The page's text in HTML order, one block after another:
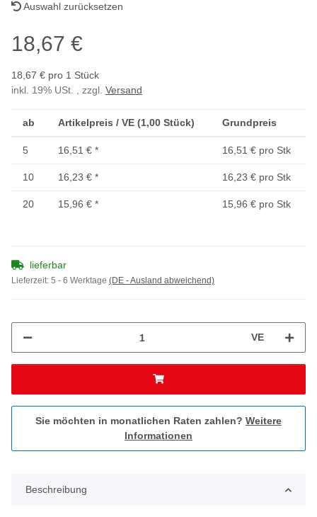
Auswahl zurücksetzen
18,67 €
18,67 € pro 1 Stück
inkl. 19% USt. , zzgl. Versand
ab Artikelpreis / VE (1,00 Stück) Grundpreis
5 16,51 € * 16,51 € pro Stk
10 16,23 € * 16,23 € pro Stk
20 15,96 € * 15,96 € pro Stk
lieferbar
Lieferzeit: 5 - 6 Werktage (DE - Ausland abweichend)
VE
Sie möchten in monatlichen Raten zahlen? Weitere
Informationen
Beschreibung